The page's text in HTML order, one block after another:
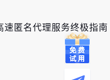
匿名代理服务终极指南